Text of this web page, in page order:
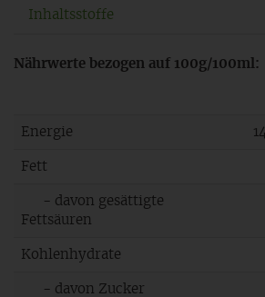
Inhaltsstoffe
Nährwerte bezogen auf 100g/100ml:
Energie
Fett
- davon gesättigte
Fettsäuren
Kohlenhydrate
- davon Zucker